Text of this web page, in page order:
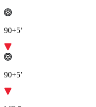
90+5’
90+5’